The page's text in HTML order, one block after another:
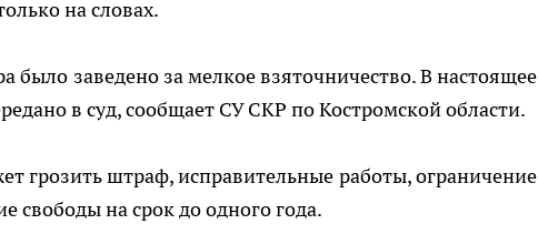
на словах.
было заведено за мелкое взяточничество. В настоящее
в суд, сообщает СУ СКР по Костромской области.
грозить штраф, исправительные работы, ограничение
свободы на срок до одного года.